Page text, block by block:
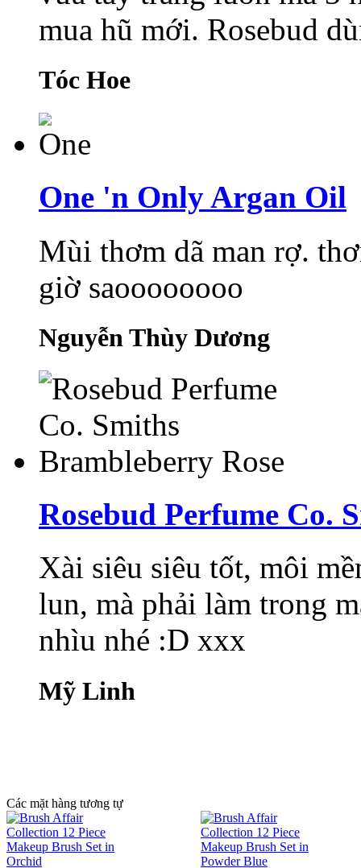
mua hũ mới. Rosebud
Tóc Hoe
One 'n Only Argan Oil
Mùi thơm dã man rợ.
giờ saoooooooo
Nguyễn Thùy Dương
Rosebud Perfume Co.
Xài siêu siêu tốt, môi
lun, mà phải làm trong
nhìu nhé :D xxx
Mỹ Linh
Các mặt hàng tương tự